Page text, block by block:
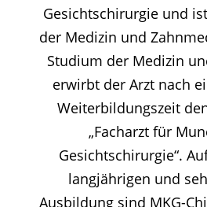
Gesichtschirurgie und
der Medizin und
Studium der Medizin
erwirbt der Arzt nach
Weiterbildungszeit
„Facharzt für
Gesichtschirurgie“.
langjährigen und
Ausbildung sind MKG-